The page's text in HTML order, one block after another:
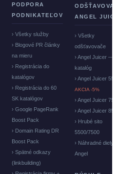
PODPORA
PODNIKATEĽOV
› Všetky služby
› Blogové PR články
na mieru
› Registrácia do
katalógov
› Registrácia do 60
SK katalógov
› Google PageRank
Boost Pack
› Domain Rating DR
Boost Pack
› Spätné odkazy
(linkbuilding)
ANGEL
› Všetky
odšťavovače
› Angel Juicer —
katalóg
› Angel Juicer
AKCIA -5%
› Angel Juicer
› Angel Juicer
› Hrubé sito
5500/7500
› Náhradné diely
Angel